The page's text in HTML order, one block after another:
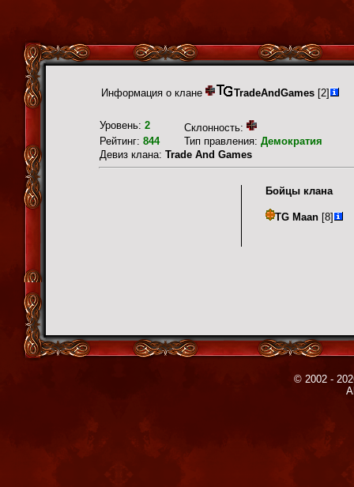
Информация о клане TradeAndGames [2]
Уровень: 2
Склонность:
Рейтинг: 844 Тип правления: Демократия
Девиз клана: Trade And Games
Бойцы клана
TG Maan [8]
© 2002 -